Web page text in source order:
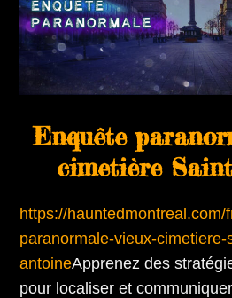
Enquête
cimetière
https://hauntedmontreal.com/
paranormale-vieux-cimetiere-
antoineApprenez des
pour localiser et